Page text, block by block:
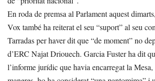
En roda de premsa al Parlament aquest
Vox també ha reiterat el seu “suport” al seu
Tarradas per haver dit que “de moment” no
d’ERC Najat Driouech. Garcia Fuster ha dit
l’informe jurídic que havia encarregat la Mesa,